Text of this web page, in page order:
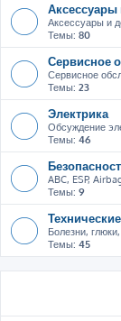
Аксессуары
Аксессуары и
Темы: 80
Сервисное
Сервисное
Темы: 23
Электрика
Обсуждение
Темы: 46
ABC, ESP,
Темы: 9
Болезни,
Темы: 45